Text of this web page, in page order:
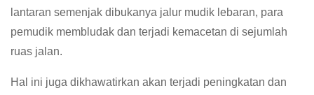
lantaran semenjak dibukanya jalur mudik lebaran, para
pemudik membludak dan terjadi kemacetan di sejumlah
ruas jalan.
Hal ini juga dikhawatirkan akan terjadi peningkatan dan